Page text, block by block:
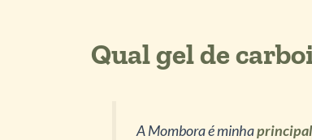
Qual gel de
A Mombora é minha